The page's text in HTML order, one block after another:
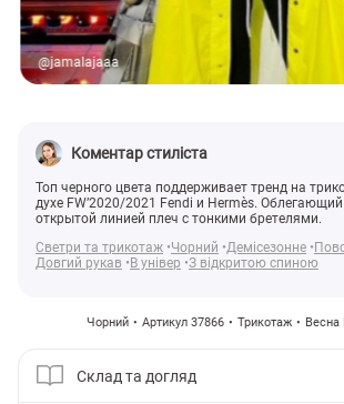
@jamalajaaa
Коментар стиліста
Топ черного цвета поддерживает тренд на
духе FW’2020/2021 Fendi и Hermès.
открытой линией плеч с тонкими бретелями.
Светри та трикотаж Чорний Демісезонне
Довгий рукав
В універ З відкритою спиною
Чорний Артикул 37866 Трикотаж
Склад та догляд